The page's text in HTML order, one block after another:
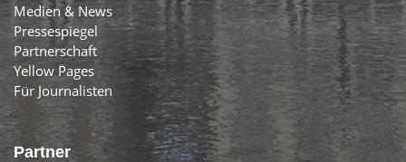
Medien & News
Pressespiegel
Partnerschaft
Yellow Pages
Für Journalisten
Partner